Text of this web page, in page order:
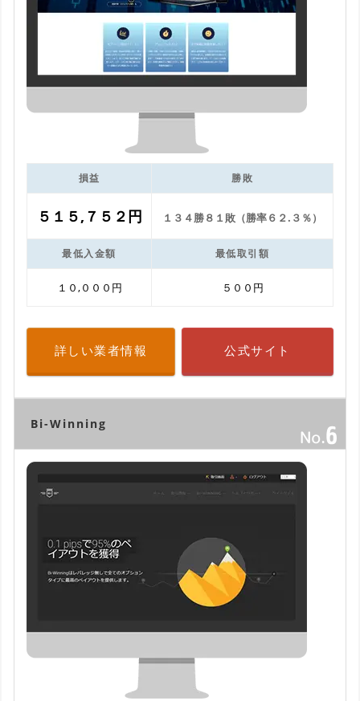
損益 勝敗
５１５,７５２円 １３４勝８１敗（勝率６２.３％）
最低入金額 最低取引額
１０,０００円 ５００円
詳しい業者情報 公式サイト
Bi-Winning